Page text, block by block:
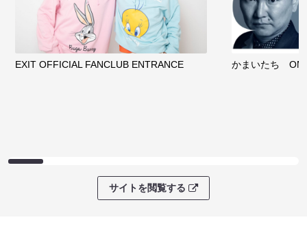
EXIT OFFICIAL FANCLUB ENTRANCE かまいたち
サイトを閲覧する